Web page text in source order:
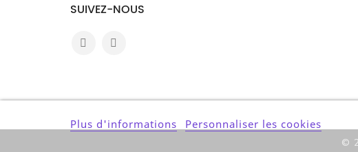
SUIVEZ-NOUS
Plus d'informations Personnaliser les cookies
©